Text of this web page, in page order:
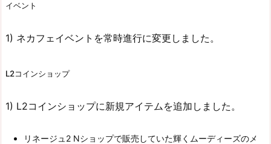
イベント
1) ネカフェイベントを常時進行に変更しました。
L2コインショップ
1) L2コインショップに新規アイテムを追加しました。
リネージュ2 Nショップで販売していた輝くムーディーズのメ